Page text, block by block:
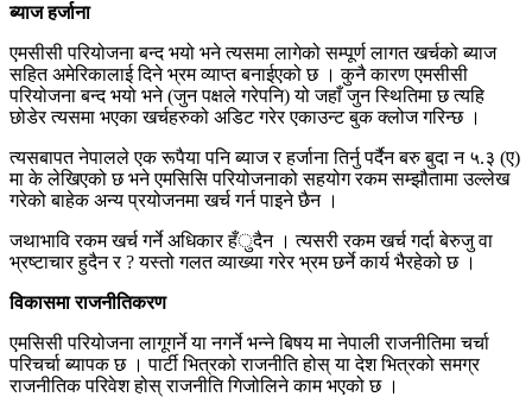
ब्याज हर्जाना
एमसीसी परियोजना बन्द भयो भने त्यसमा लागेको सम्पूर्ण लागत खर्चको ब्याज
सहित अमेरिकालाई दिने भ्रम व्याप्त बनाईएको छ । कुनै कारण एमसीसी
परियोजना बन्द भयो भने (जुन पक्षले गरेपनि) यो जहाँ जुन स्थितिमा छ त्यहि
छोडेर त्यसमा भएका खर्चहरुको अडिट गरेर एकाउन्ट बुक क्लोज गरिन्छ ।
त्यसबापत नेपालले एक रूपैया पनि ब्याज र हर्जाना तिर्नु पर्दैन बरु बुदा न ५.३ (ए)
मा के लेखिएको छ भने एमसिसि परियोजनाको सहयोग रकम सम्झौतामा उल्लेख
गरेको बाहेक अन्य प्रयोजनमा खर्च गर्न पाइने छैन ।
जथाभावि रकम खर्च गर्ने अधिकार हँुदैन । त्यसरी रकम खर्च गर्दा बेरुजु वा
भ्रष्टाचार हुदैन र ? यस्तो गलत व्याख्या गरेर भ्रम छर्ने कार्य भैरहेको छ ।
विकासमा राजनीतिकरण
एमसिसी परियोजना लागूगर्ने या नगर्ने भन्ने बिषय मा नेपाली राजनीतिमा चर्चा
परिचर्चा ब्यापक छ । पार्टी भित्रको राजनीति होस् या देश भित्रको समग्र
राजनीतिक परिवेश होस् राजनीति गिजोलिने काम भएको छ ।